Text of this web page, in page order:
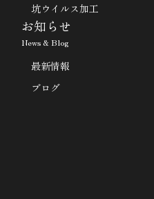
坑ウイルス加工
お知らせ
News & Blog
最新情報
ブログ